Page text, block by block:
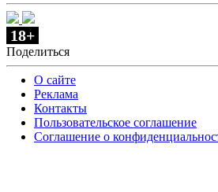
18+
Поделиться
О сайте
Реклама
Контакты
Пользовательское соглашение
Соглашение о